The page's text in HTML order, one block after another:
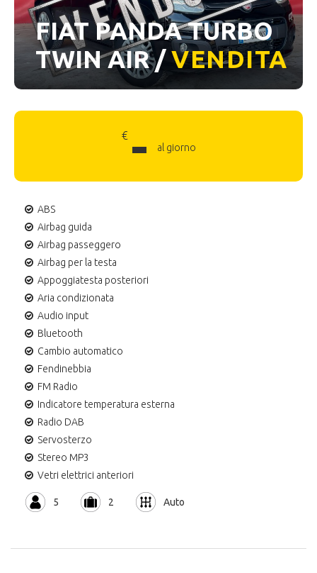
FIAT PANDA TURBO
TWIN AIR /VENDITA
€ - al giorno
ABS
Airbag guida
Airbag passeggero
Airbag per la testa
Appoggiatesta posteriori
Aria condizionata
Audio input
Bluetooth
Cambio automatico
Fendinebbia
FM Radio
Indicatore temperatura esterna
Radio DAB
Servosterzo
Stereo MP3
Vetri elettrici anteriori
5 2 Auto